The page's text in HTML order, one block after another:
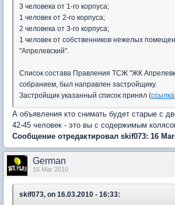
3 человека от 1-го корпуса;
1 человек от 2-го корпуса;
2 человека от 3-го корпуса;
1 человек от собственников нежелых
"Апрелевский".
Список состава Правления ТСЖ "ЖК
собранием, был направлен застройщику.
Застройщик указанный список принял (ссылка
А объявления кто снимать будет старые с
42-45 человек - это вы с содержимым
Сообщение отредактировал skif073: 16
German
16 Mar 2010
skif073, on 16.03.2010 - 16:33: